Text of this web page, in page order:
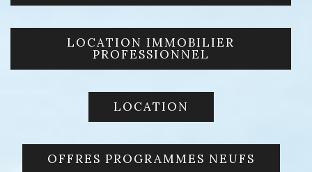
LOCATION IMMOBILIER
PROFESSIONNEL
LOCATION
OFFRES PROGRAMMES NEUFS